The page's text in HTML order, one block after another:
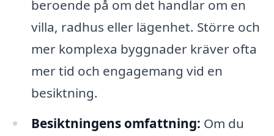
beroende på om det handlar om en
villa, radhus eller lägenhet. Större och
mer komplexa byggnader kräver ofta
mer tid och engagemang vid en
besiktning.
Besiktningens omfattning: Om du